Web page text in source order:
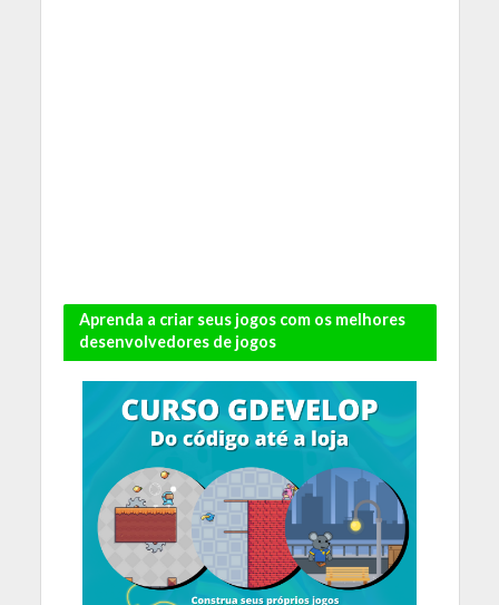
Aprenda a criar seus jogos com os melhores
desenvolvedores de jogos